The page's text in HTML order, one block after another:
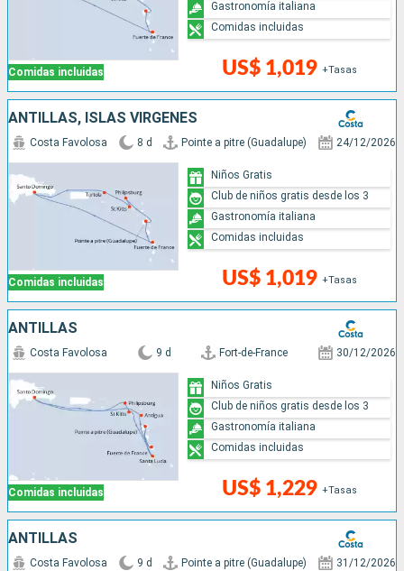
Comidas incluidas US$ 1,019 +Tasas
Gastronomía italiana
Comidas incluidas
ANTILLAS, ISLAS VÍRGENES
Comidas incluidas
Costa Favolosa 8 d Pointe a pitre (Guadalupe) 24/12/2026
US$ 1,019 +Tasas
Niños Gratis
Club de niños gratis desde los 3
Gastronomía italiana
Comidas incluidas
ANTILLAS
Comidas incluidas
Costa Favolosa 9 d Fort-de-France 30/12/2026
US$ 1,229 +Tasas
Niños Gratis
Club de niños gratis desde los 3
Gastronomía italiana
Comidas incluidas
ANTILLAS
Costa Favolosa 9 d Pointe a pitre (Guadalupe) 31/12/2026